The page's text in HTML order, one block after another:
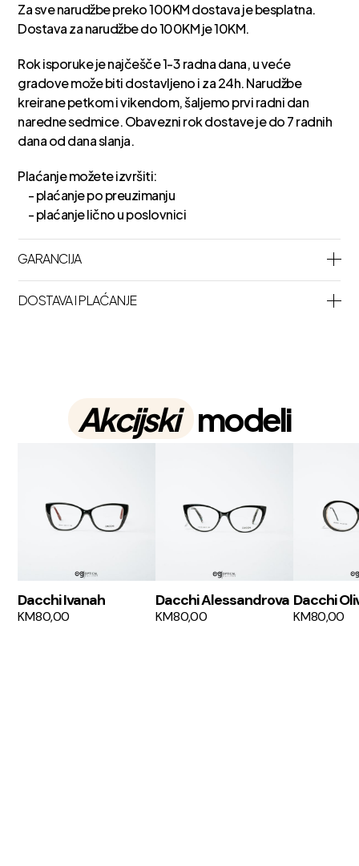
Za sve narudžbe preko 100KM dostava je besplatna.
Dostava za narudžbe do 100KM je 10KM.
Rok isporuke je najčešče 1-3 radna dana, u veće
gradove može biti dostavljeno i za 24h. Narudžbe
kreirane petkom i vikendom, šaljemo prvi radni dan
naredne sedmice. Obavezni rok dostave je do 7 radnih
dana od dana slanja.
Plaćanje možete izvršiti:
- plaćanje po preuzimanju
- plaćanje lično u poslovnici
GARANCIJA
DOSTAVA I PLAĆANJE
Akcijski modeli
Dacchi Ivanah
KM80,00
Dacchi Alessandrova
KM80,00
Dacchi
KM80,00